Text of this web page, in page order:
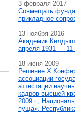
3 февраля 2017
Совмещать
прикладное
13 ноября 2016
Академик
апреля 1931 — 11
18 июня 2009
Решение X
ассоциации
аттестации
кадров высшей
2009 г.,
пуща»,